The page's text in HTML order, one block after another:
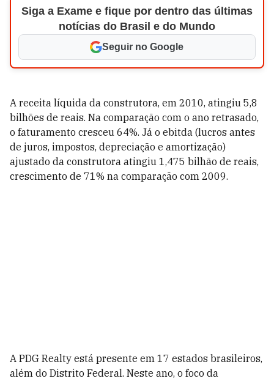
Siga a Exame e fique por dentro das últimas
notícias do Brasil e do Mundo
Seguir no Google
A receita líquida da construtora, em 2010, atingiu 5,8
bilhões de reais. Na comparação com o ano retrasado,
o faturamento cresceu 64%. Já o ebitda (lucros antes
de juros, impostos, depreciação e amortização)
ajustado da construtora atingiu 1,475 bilhão de reais,
crescimento de 71% na comparação com 2009.
A PDG Realty está presente em 17 estados brasileiros,
além do Distrito Federal. Neste ano, o foco da